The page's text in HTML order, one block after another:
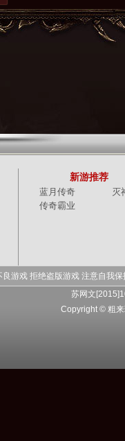
新游推荐
蓝月传奇
灭
传奇霸业
游戏 拒绝盗版游戏 注意自我
苏网文
Copyright © 粗